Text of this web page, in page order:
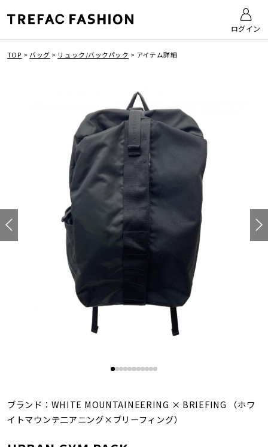
ログイン
TOP >バッグ > リュック/バックパック > アイテム詳細
ブランド： WHITE MOUNTAINEERING × BRIEFING （ホワ
イトマウンテ二アニング×ブリーフィング）